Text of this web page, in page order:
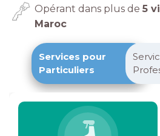
Opérant dans plus de 5
Maroc
Services pour
Particuliers